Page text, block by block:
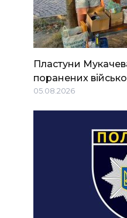
Пластуни
поранених
05.08.2026